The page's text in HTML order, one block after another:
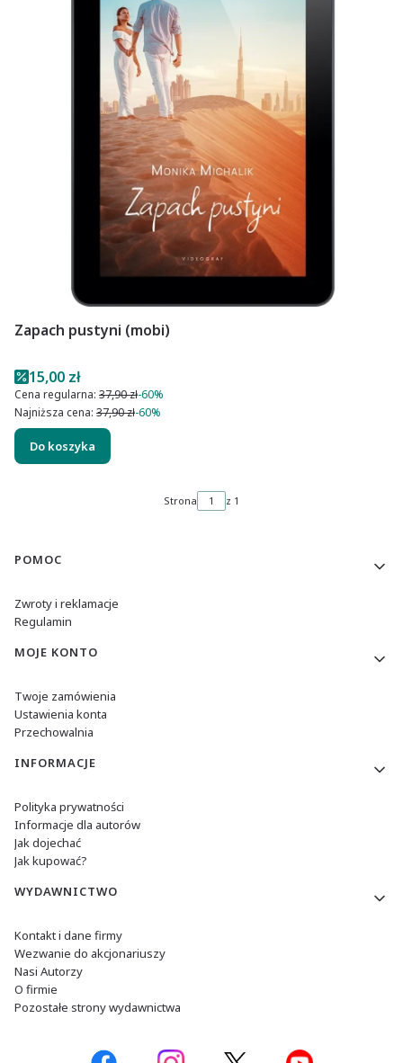
Zapach pustyni (mobi)
Cena promocyjna
15,00 zł
Cena regularna: 37,90 zł-60%
Najniższa cena: 37,90 zł-60%
Do koszyka
Strona z 1
Linki w stopce
POMOC
Zwroty i reklamacje
Regulamin
MOJE KONTO
Twoje zamówienia
Ustawienia konta
Przechowalnia
INFORMACJE
Polityka prywatności
Informacje dla autorów
Jak dojechać
Jak kupować?
WYDAWNICTWO
Kontakt i dane firmy
Wezwanie do akcjonariuszy
Nasi Autorzy
O firmie
Pozostałe strony wydawnictwa